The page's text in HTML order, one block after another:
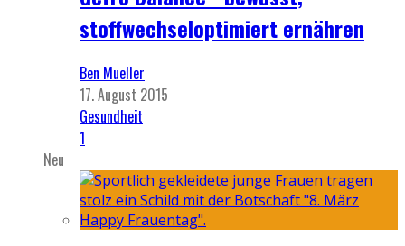
stoffwechseloptimiert ernähren
Ben Mueller
17. August 2015
Gesundheit
1
Neu